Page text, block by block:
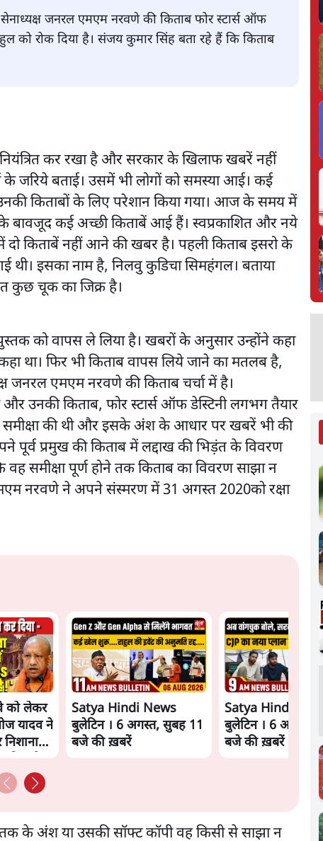
सेनाध्यक्ष जनरल एमएम नरवणे की किताब फोर स्टार्स ऑफ
को रोक दिया है। संजय कुमार सिंह बता रहे हैं कि किताब
नियंत्रित कर रखा है और सरकार के खिलाफ खबरें नहीं
जरिये बताई। उसमें भी लोगों को समस्या आई। कई
किताबों के लिए परेशान किया गया। आज के समय में
बावजूद कई अच्छी किताबें आई हैं। स्वप्रकाशित और नये
किताबें नहीं आने की खबर है। पहली किताब इसरो के
इसका नाम है, निलवु कुडिचा सिमहंगल। बताया
कुछ चूक का जिक्र है।
को वापस ले लिया है। खबरों के अनुसार उन्होंने कहा
था। फिर भी किताब वापस लिये जाने का मतलब है,
एमएम नरवणे की किताब चर्चा में है।
उनकी किताब, फोर स्टार्स ऑफ डेस्टिनी लगभग तैयार
समीक्षा की थी और इसके अंश के आधार पर खबरें भी की
पूर्व प्रमुख की किताब में लद्दाख की भिड़ंत के विवरण
वह समीक्षा पूर्ण होने तक किताब का विवरण साझा न
नरवणे ने अपने संस्मरण में 31 अगस्त 2020को रक्षा
को लेकर
यादव ने
Satya Hindi News
बुलेटिन । 6 अगस्त, सुबह 11
बजे की ख़बरें
Satya Hindi News
बुलेटिन । 6 अगस्त,
बजे की ख़बरें
के अंश या उसकी सॉफ्ट कॉपी वह किसी से साझा न